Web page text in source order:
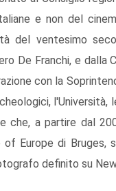
e non del
del ventesimo
De Franchi, e dalla
con la
che, a partire dal
of Europe di
definito su